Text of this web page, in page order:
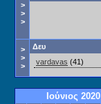
>
>
>
>
>
>
Δευ
vardavas (41)
Ιούνιος 2020